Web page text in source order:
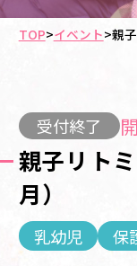
TOP>イベント>親
受付終了
親子リト
月）
乳幼児 保